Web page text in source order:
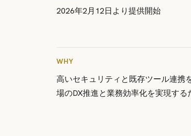
2026年2月12日より提供開始
WHY
高いセキュリティと既存ツール連携
場のDX推進と業務効率化を実現する